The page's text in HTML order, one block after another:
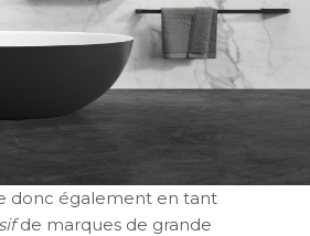
donc également en tant
de marques de grande